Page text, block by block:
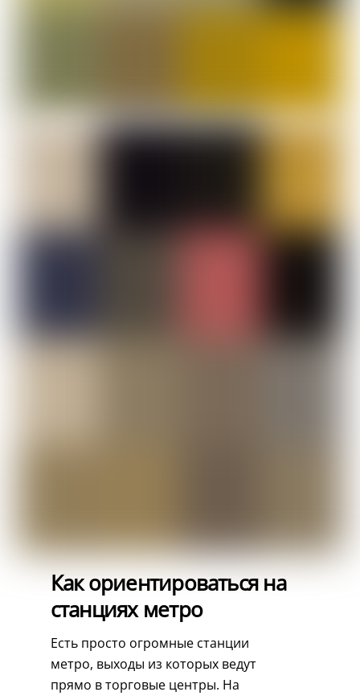
Как ориентироваться на
станциях метро
Есть просто огромные станции
метро, выходы из которых ведут
прямо в торговые центры. На